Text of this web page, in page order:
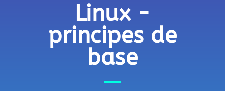
Linux -
principes de
base